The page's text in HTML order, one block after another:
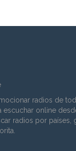
radios de
escuchar online
radios por países,